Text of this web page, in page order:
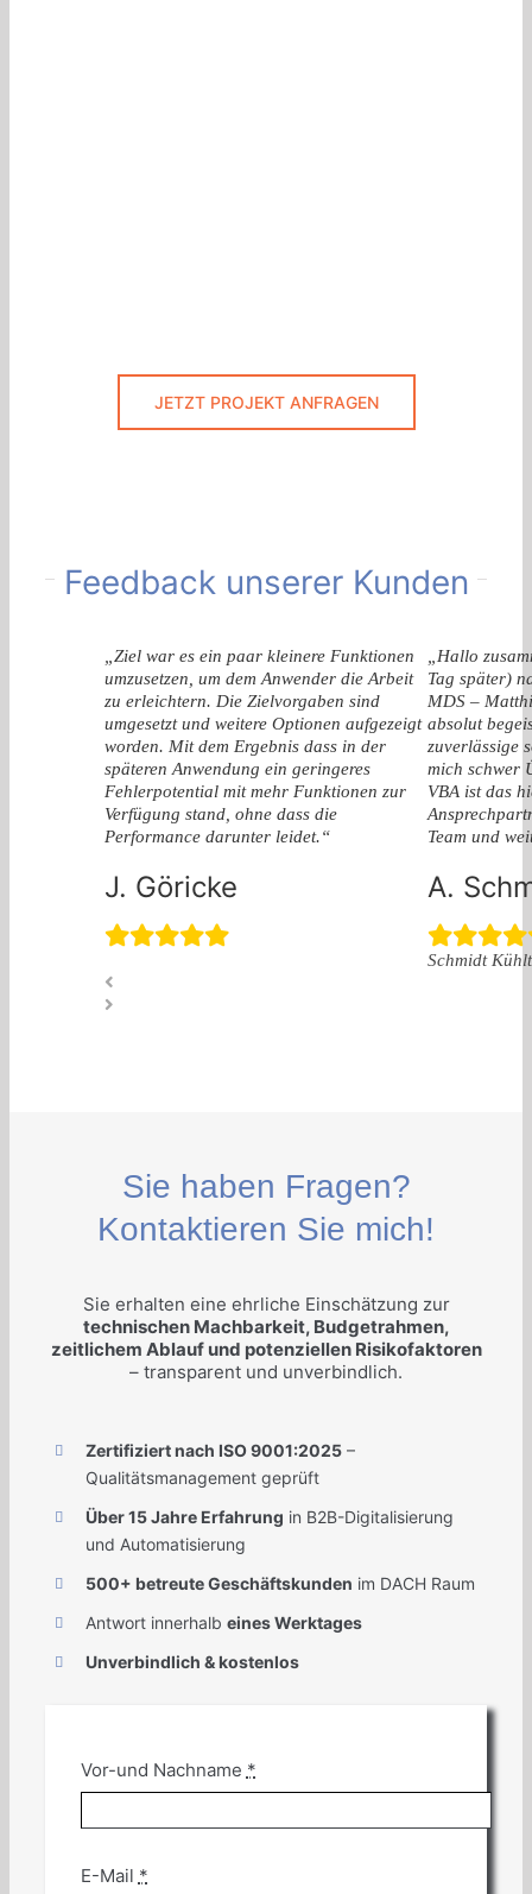
JETZT PROJEKT ANFRAGEN
Feedback unserer Kunden
„Ziel war es ein paar kleinere Funktionen
umzusetzen, um dem Anwender die Arbeit
zu erleichtern. Die Zielvorgaben sind
umgesetzt und weitere Optionen aufgezeigt
worden. Mit dem Ergebnis dass in der
späteren Anwendung ein geringeres
Fehlerpotential mit mehr Funktionen zur
Verfügung stand, ohne dass die
Performance darunter leidet.“
J. Göricke
„Hallo
Tag später)
MDS –
absolut
zuverlässige
mich schwer
VBA ist das
Team und
A.
Schmidt
Sie haben Fragen?
Kontaktieren Sie mich!
Sie erhalten eine ehrliche Einschätzung zur
technischen Machbarkeit, Budgetrahmen,
zeitlichem Ablauf und potenziellen Risikofaktoren
– transparent und unverbindlich.
Zertifiziert nach ISO 9001:2025–
Qualitätsmanagement geprüft
Über 15 Jahre Erfahrung in B2B-Digitalisierung
und Automatisierung
500+ betreute Geschäftskunden im DACH Raum
Antwort innerhalb eines Werktages
Unverbindlich & kostenlos
Vor-und Nachname *
E-Mail *